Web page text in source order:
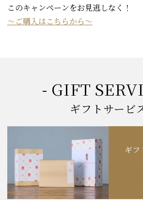
このキャンペーンをお見逃しなく！
～ご購入はこちらから～
- GIFT
ギフトサービ
ギフ